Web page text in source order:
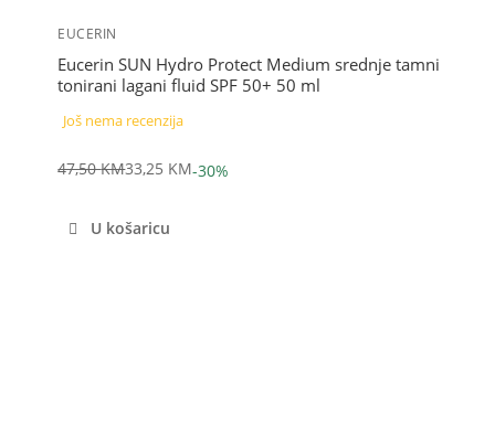
EUCERIN
Eucerin SUN Hydro Protect Medium srednje tamni
tonirani lagani fluid SPF 50+ 50 ml
Još nema recenzija
47,50KM
Izvorna
bila
33,25 KM
Trenutna
je:
-30%
U košaricu